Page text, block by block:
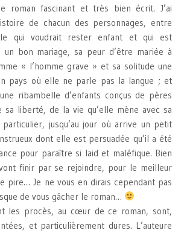
roman fascinant et très bien écrit. J’ai
de chacun des personnages, entre
qui voudrait rester enfant et qui est
bon mariage, sa peur d’être mariée à
« l’homme grave » et sa solitude une
pays où elle ne parle pas la langue ; et
ribambelle d’enfants conçus de pères
sa liberté, de la vie qu’elle mène avec sa
jusqu’au jour où arrive un petit
dont elle est persuadée qu’il a été
pour paraître si laid et maléfique. Bien
finir par se rejoindre, pour le meilleur
pire… Je ne vous en dirais cependant pas
de vous gâcher le roman…
les procès, au cœur de ce roman, sont,
et particulièrement dures. L’auteure